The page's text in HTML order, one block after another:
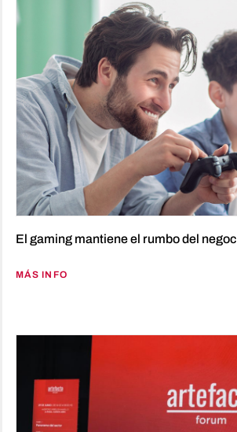
El gaming mantiene el rumbo del
MÁS INFO